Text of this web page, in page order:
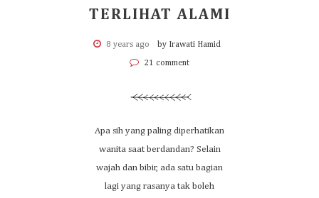
TERLIHAT ALAMI
8 years ago by Irawati Hamid
21 comment
Apa sih yang paling diperhatikan
wanita saat berdandan? Selain
wajah dan bibir, ada satu bagian
lagi yang rasanya tak boleh